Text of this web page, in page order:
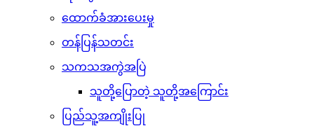
ထောက်ခံအားပေးမှု
တန်ပြန်သတင်း
သကသအကွဲအပြဲ
သူတို့ပြောတဲ့ သူတို့အကြောင်း
ပြည်သူ့အကျိုးပြု